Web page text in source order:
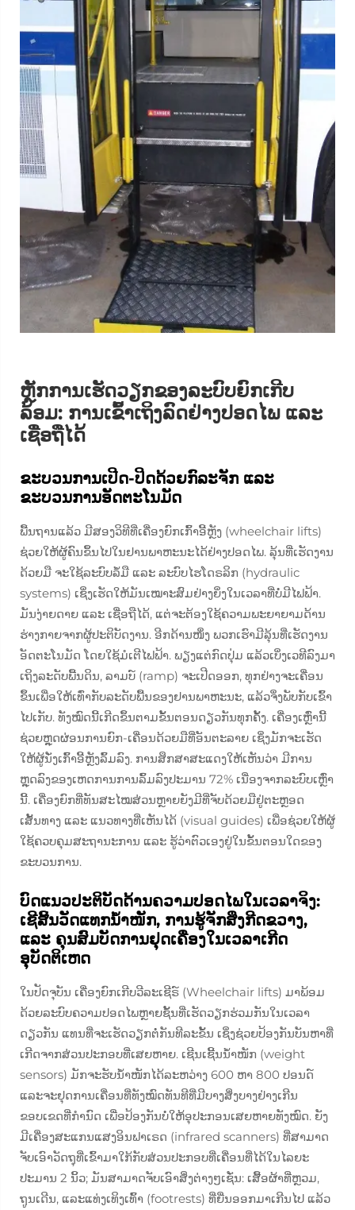
ຫຼັກການເຮັດວຽກຂອງລະບົບຍົກເກີບ
ລ້ອມ: ການເຂົ້າເຖິງລົດຢ່າງປອດໄພ ແລະ
ເຊື່ອຖືໄດ້
ຂະບວນການເປີດ-ປິດດ້ວຍກົລະຈັກ ແລະ
ຂະບວນການອັດຕະໂນມັດ
ພື້ນຖານແລ້ວ ມີສອງວິທີທີ່ເຄື່ອງຍົກເກົ້າອີ້ຫຼັງ (wheelchair lifts)
ຊ່ວຍໃຫ້ຜູ້ຄົນຂຶ້ນໄປໃນຢານພາຫະນະໄດ້ຢ່າງປອດໄພ. ລຸ້ນທີ່ເຮັດງານ
ດ້ວຍມື ຈະໃຊ້ລະບົບລໍ້ມື ແລະ ລະບົບໄຮໂດຣລິກ (hydraulic
systems) ເຊິ່ງເຮັດໃຫ້ມັນເໝາະສົມຢ່າງຍິ່ງໃນເວລາທີ່ບໍ່ມີໄຟຟ້າ.
ມັນງ່າຍດາຍ ແລະ ເຊື່ອຖືໄດ້, ແຕ່ຈະຕ້ອງໃຊ້ຄວາມພະຍາຍາມດ້ານ
ຮ່າງກາຍຈາກຜູ້ປະຕິບັດງານ. ອີກດ້ານໜຶ່ງ ພວກເຮົາມີລຸ້ນທີ່ເຮັດງານ
ອັດຕະໂນມັດ ໂດຍໃຊ້ມໍເຕີໄຟຟ້າ. ພຽງແຕ່ກົດປຸ່ມ ແລ້ວເບິ່ງເວທີລົງມາ
ເຖິງລະດັບພື້ນດິນ, ລາມບ໌ (ramp) ຈະເປີດອອກ, ທຸກຢ່າງຈະເຄື່ອນ
ຂຶ້ນເພື່ອໃຫ້ເທົ່າກັບລະດັບພື້ນຂອງຢານພາຫະນະ, ແລ້ວຈຶ່ງພັບກັບເຂົ້າ
ໄປເກັບ. ທັງໝົດນີ້ເກີດຂຶ້ນຕາມຂັ້ນຕອນດຽວກັນທຸກຄັ້ງ. ເຄື່ອງເຫຼົ່ານີ້
ຊ່ວຍຫຼຸດຜ່ອນການຍົກ-ເຄື່ອນດ້ວຍມືທີ່ອັນຕະລາຍ ເຊິ່ງມັກຈະເຮັດ
ໃຫ້ຜູ້ນັ່ງເກົ້າອີ້ຫຼັງລົ້ມລົງ. ການສຶກສາສະແດງໃຫ້ເຫັນວ່າ ມີການ
ຫຼຸດລົງຂອງເຫດການການລົ້ມລົງປະມານ 72% ເນື່ອງຈາກລະບົບເຫຼົ່າ
ນີ້. ເຄື່ອງຍົກທີ່ທັນສະໄໝສ່ວນຫຼາຍຍັງມີທີ່ຈັບດ້ວຍມືຢູ່ຕະຫຼອດ
ເສັ້ນທາງ ແລະ ແນວທາງທີ່ເຫັນໄດ້ (visual guides) ເພື່ອຊ່ວຍໃຫ້ຜູ້
ໃຊ້ຄວບຄຸມສະຖານະການ ແລະ ຮູ້ວ່າຕົວເອງຢູ່ໃນຂັ້ນຕອນໃດຂອງ
ຂະບວນການ.
ບົດແນວປະຕິບັດດ້ານຄວາມປອດໄພໃນເວລາຈິງ:
ເຊີສີ້ນວັດແທກນ້ຳໜັກ, ການຮູ້ຈັກສິ່ງກີດຂວາງ,
ແລະ ຄຸນສົມບັດການຢຸດເຄື່ອງໃນເວລາເກີດ
ອຸບັດຕິເຫດ
ໃນປັດຈຸບັນ ເຄື່ອງຍົກເກີບວີລະເຊີຣ໌ (Wheelchair lifts) ມາພ້ອມ
ດ້ວຍລະບົບຄວາມປອດໄພຫຼາຍຊັ້ນທີ່ເຮັດວຽກຮ່ວມກັນໃນເວລາ
ດຽວກັນ ແທນທີ່ຈະເຮັດວຽກຕໍ່ກັນທີລະຂັ້ນ ເຊິ່ງຊ່ວຍປ້ອງກັນບັນຫາທີ່
ເກີດຈາກສ່ວນປະກອບທີ່ເສຍຫາຍ. ເຊີນເຊີ້ນນ້ຳໜັກ (weight
sensors) ມັກຈະຮັບນ້ຳໜັກໄດ້ລະຫວ່າງ 600 ຫາ 800 ປອນດ໌
ແລະຈະຢຸດການເຄື່ອນທີ່ທັງໝົດທັນທີທີ່ມີບາງສິ່ງບາງຢ່າງເກີນ
ຂອບເຂດທີ່ກຳນົດ ເພື່ອປ້ອງກັນບໍ່ໃຫ້ອຸປະກອນເສຍຫາຍທັງໝົດ. ຍັງ
ມີເຄື່ອງສະແກນແສງອິນຟາເຣດ (infrared scanners) ທີ່ສາມາດ
ຈັບເອົາວັດຖຸທີ່ເຂົ້າມາໃກ້ກັບສ່ວນປະກອບທີ່ເຄື່ອນທີ່ໄດ້ໃນໄລຍະ
ປະມານ 2 ນິ້ວ; ມັນສາມາດຈັບເອົາສິ່ງຕ່າງໆເຊັ່ນ: ເສື້ອຜ້າທີ່ຫຼວມ,
ຖູນເດີນ, ແລະແທ່ງເທິງເທົ້າ (footrests) ທີ່ຍື່ນອອກມາເກີນໄປ ແລ້ວ